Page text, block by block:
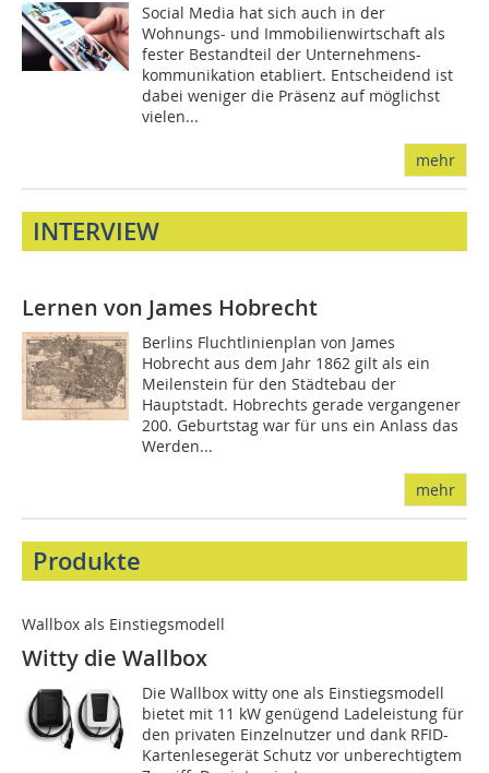
Social Media hat sich auch in der
Wohnungs- und Immobilienwirtschaft als
fester Bestandteil der Unternehmens-
kommunikation etabliert. Entscheidend ist
dabei weniger die Präsenz auf möglichst
vielen...
mehr
INTERVIEW
Lernen von James Hobrecht
Berlins Fluchtlinienplan von James
Hobrecht aus dem Jahr 1862 gilt als ein
Meilenstein für den Städtebau der
Hauptstadt. Hobrechts gerade vergangener
200. Geburtstag war für uns ein Anlass das
Werden...
mehr
Produkte
Wallbox als Einstiegsmodell
Witty die Wallbox
Die Wallbox witty one als Einstiegsmodell
bietet mit 11 kW genügend Ladeleistung für
den privaten Einzelnutzer und dank RFID-
Kartenlesegerät Schutz vor unberechtigtem